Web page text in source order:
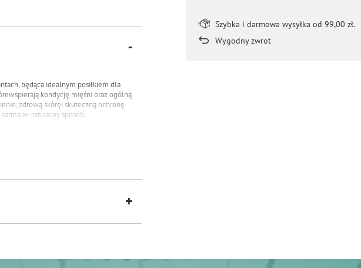
Szybka i darmowa wysyłka od 99,00 zł.
Wygodny zwrot
będąca idealnym posiłkiem dla
kondycję mięśni oraz ogólną
zdrową skóręi skuteczną ochronę
w naturalny sposób
grochu.